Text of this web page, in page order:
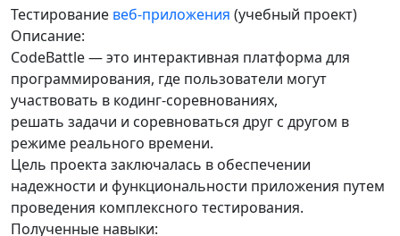
Тестирование веб-приложения (учебный проект)
Описание:
CodeBattle — это интерактивная платформа для
программирования, где пользователи могут
участвовать в кодинг-соревнованиях,
решать задачи и соревноваться друг с другом в
режиме реального времени.
Цель проекта заключалась в обеспечении
надежности и функциональности приложения путем
проведения комплексного тестирования.
Полученные навыки: